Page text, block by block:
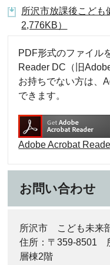
所沢市放課後こども
2,776KB）
PDF形式のファイル
Reader DC（旧
お持ちでない方は、
できます。
Adobe Acrobat
お問い合わせ
所沢市 こども未来
住所：〒359-8501
層棟2階